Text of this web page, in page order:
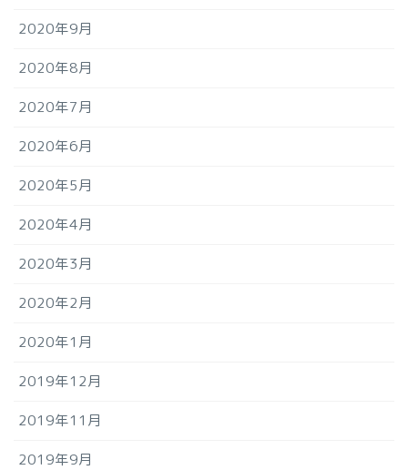
2020年9月
2020年8月
2020年7月
2020年6月
2020年5月
2020年4月
2020年3月
2020年2月
2020年1月
2019年12月
2019年11月
2019年9月